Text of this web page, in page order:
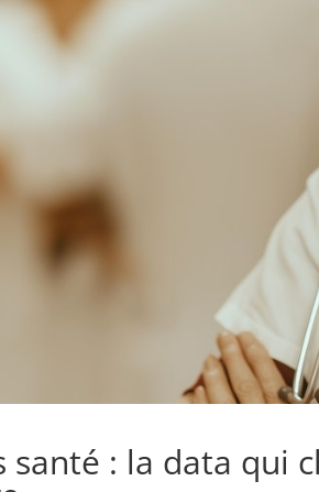
santé : la data qui